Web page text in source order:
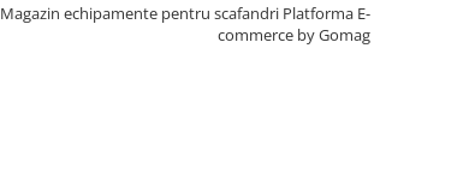
Magazin echipamente pentru scafandri Platforma E-
commerce by Gomag